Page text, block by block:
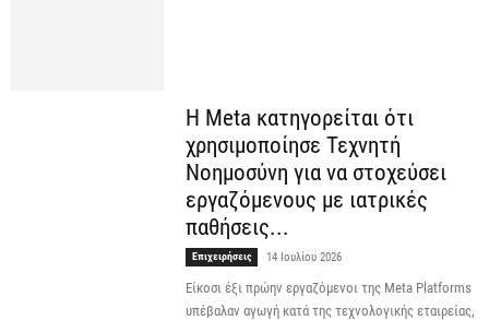
Η Meta κατηγορείται ότι
χρησιμοποίησε Τεχνητή
Νοημοσύνη για να στοχεύσει
εργαζόμενους με ιατρικές
παθήσεις...
Επιχειρήσεις 14 Ιουλίου 2026
Είκοσι έξι πρώην εργαζόμενοι της Meta Platforms
υπέβαλαν αγωγή κατά της τεχνολογικής εταιρείας,